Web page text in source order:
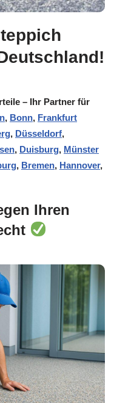
– Ihr Partner für
, Bonn, Frankfurt
, Düsseldorf,
, Duisburg, Münster
, Bremen, Hannover,
Ihren